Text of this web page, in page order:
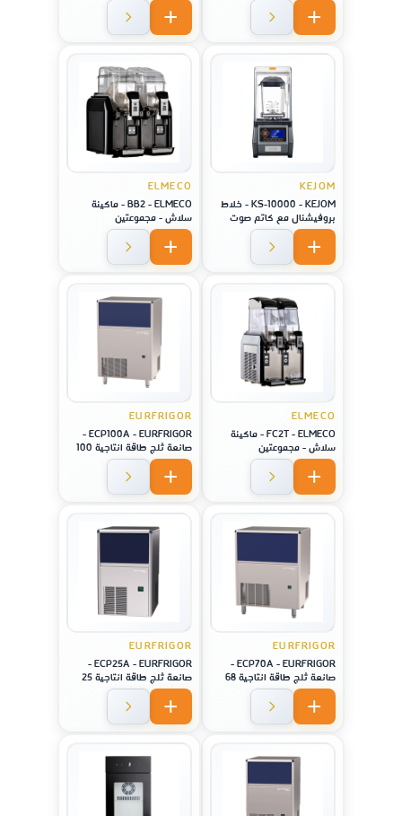
KEJOM
KS-10000 - KEJOM - خلاط
بروفيشنال مع كاتم صوت
وشاشة لمس ستايل امريكي
ELMECO
BB2 - ELMECO - ماكينة
سلاش - مجموعتين
ELMECO
FC2T - ELMECO - ماكينة
سلاش - مجموعتين
EURFRIGOR
ECP100A - EURFRIGOR -
صانعة ثلج طاقة انتاجية 100
كيلو
EURFRIGOR
ECP70A - EURFRIGOR -
صانعة ثلج طاقة انتاجية 68
كيلو
EURFRIGOR
ECP25A - EURFRIGOR -
صانعة ثلج طاقة انتاجية 25
كيلو